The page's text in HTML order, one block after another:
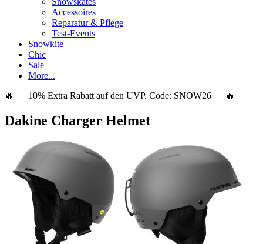
Accessoires
Reparatur & Pflege
Test-Events
Snowkite
Chic
Sale
More...
🔥 10% Extra Rabatt auf den UVP. Code: SNOW26 🔥
Dakine Charger Helmet